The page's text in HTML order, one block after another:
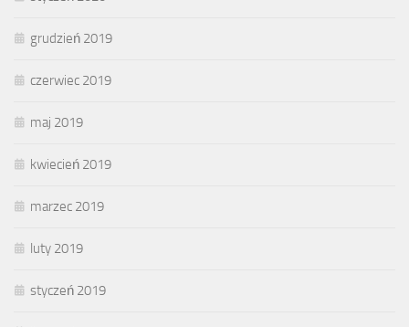
grudzień 2019
czerwiec 2019
maj 2019
kwiecień 2019
marzec 2019
luty 2019
styczeń 2019